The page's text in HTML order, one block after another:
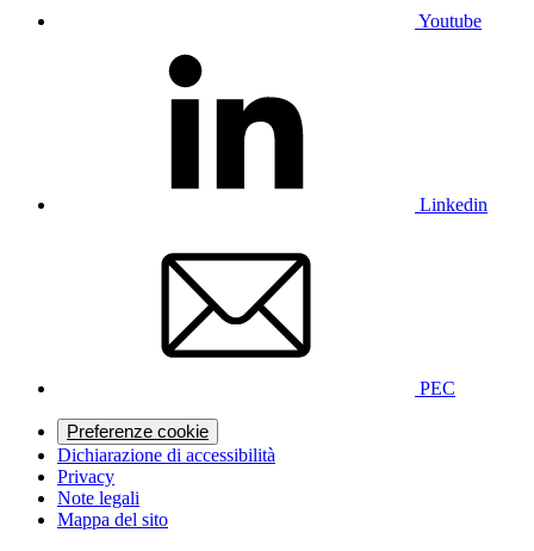
Youtube
Linkedin
PEC
Preferenze cookie
Dichiarazione di accessibilità
Privacy
Note legali
Mappa del sito